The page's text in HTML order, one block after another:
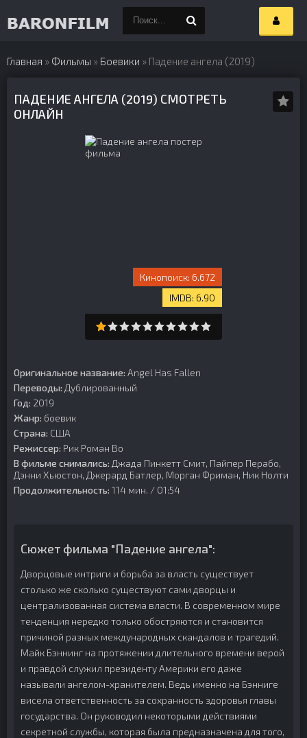
Главная » Фильмы » Боевики » Падение ангела (2019)
ПАДЕНИЕ АНГЕЛА (2019) СМОТРЕТЬ
ОНЛАЙН
6.672
6.90
Оригинальное название: Angel Has Fallen
Переводы: Дублированный
Год: 2019
Жанр: боевик
Страна: США
Режиссер: Рик Роман Во
В фильме снимались: Джада Пинкетт Смит, Пайпер Перабо,
Дэнни Хьюстон, Джерард Батлер, Морган Фриман, Ник Нолти
Продолжительность: 114 мин. / 01:54
Сюжет фильма "Падение ангела":
Дворцовые интриги и борьба за власть существует
столько же сколько существуют сами дворцы и
централизованная система власти. В современном мире
тенденция нередко только обостряются и становится
причиной разных международных скандалов и трагедий.
Майк Бэннинг на протяжении длительного времени верой
и правдой служил президенту Америки его даже
называли ангелом-хранителем. Ведь именно на Бэнниге
висела ответственность за сохранность здоровья главы
государства. Он руководил некоторыми действиями
секретной службы, которая была предназначена для того,